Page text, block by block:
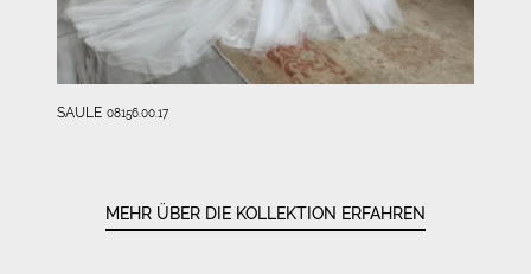
SAULE 08156.00.17
MEHR ÜBER DIE KOLLEKTION ERFAHREN